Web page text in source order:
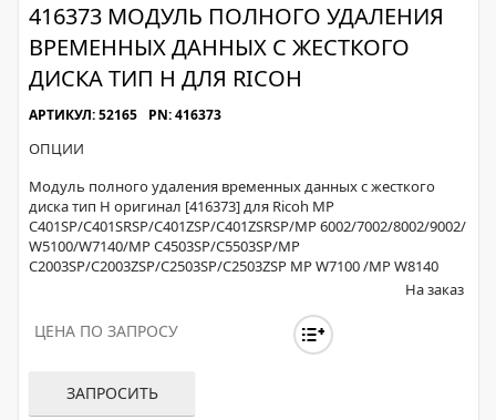
416373 МОДУЛЬ ПОЛНОГО УДАЛЕНИЯ
ВРЕМЕННЫХ ДАННЫХ С ЖЕСТКОГО
ДИСКА ТИП H ДЛЯ RICOH
АРТИКУЛ: 52165 PN: 416373
ОПЦИИ
Модуль полного удаления временных данных с жесткого
диска тип H оригинал [416373] для Ricoh MP
C401SP/C401SRSP/C401ZSP/C401ZSRSP/MP 6002/7002/8002/9002/
W5100/W7140/MP C4503SP/C5503SP/MP
C2003SP/C2003ZSP/C2503SP/C2503ZSP MP W7100 /MP W8140
На заказ
ЦЕНА ПО ЗАПРОСУ
ЗАПРОСИТЬ